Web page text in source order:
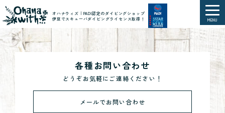
オハナウィズ｜PADI認定のダイビングショップ
伊豆でスキューバダイビングライセンス取得！
MENU
各種お問い合わせ
どうぞお気軽にご連絡ください！
メールでお問い合わせ